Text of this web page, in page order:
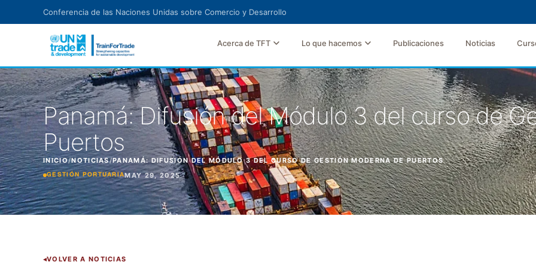
Conferencia de las Naciones Unidas sobre Comercio y Desarrollo
Acerca de TFT Lo que hacemos Publicaciones Noticias
Panamá: Difusión del Módulo 3 del curso de
Puertos
INICIO/NOTICIAS/PANAMÁ: DIFUSIÓN DEL MÓDULO 3 DEL CURSO DE GESTIÓN MODERNA DE PUERTOS
GESTIÓN PORTUARIAMAY 29, 2025
VOLVER A NOTICIAS